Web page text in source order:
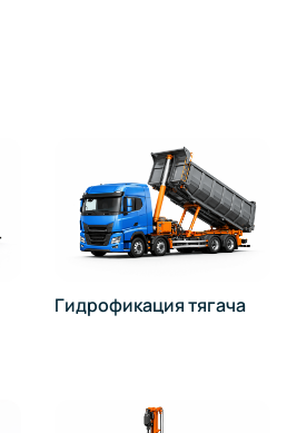
Гидрофикация тягача